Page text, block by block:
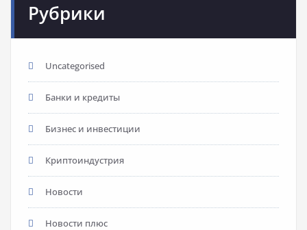
Рубрики
Uncategorised
Банки и кредиты
Бизнес и инвестиции
Криптоиндустрия
Новости
Новости плюс